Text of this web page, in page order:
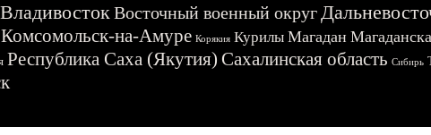
ВладивостокВосточный военный округ
Комсомольск-на-Амуре Корякия Курилы Магадан
Республика Саха (Якутия) Сахалинская область Сибирь